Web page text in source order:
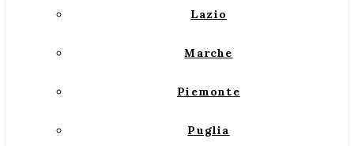
Lazio
Marche
Piemonte
Puglia